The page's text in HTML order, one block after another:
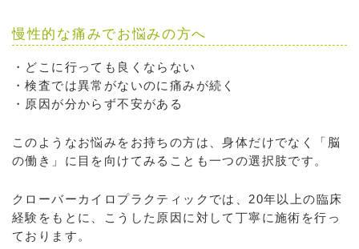
慢性的な痛みでお悩みの方へ
・どこに行っても良くならない
・検査では異常がないのに痛みが続く
・原因が分からず不安がある
このようなお悩みをお持ちの方は、身体だけでなく「脳
の働き」に目を向けてみることも一つの選択肢です。
クローバーカイロプラクティックでは、20年以上の臨床
経験をもとに、こうした原因に対して丁寧に施術を行っ
ております。